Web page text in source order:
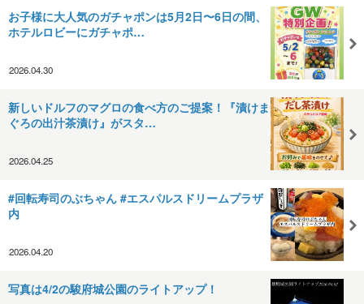
お子様に大人気のガチャポンは5月2日〜6日の間、
ホテルロビーにガチャポ…
2026.04.30
新しいドルフのマグロの食べ方のご提案！『漬けま
ぐろの出汁茶漬け』がスタ…
2026.04.25
#回転寿司のぶちゃん #エスパルスドリームプラザ
内
2026.04.20
写真は4/2の駿府城公園のライトアップ！